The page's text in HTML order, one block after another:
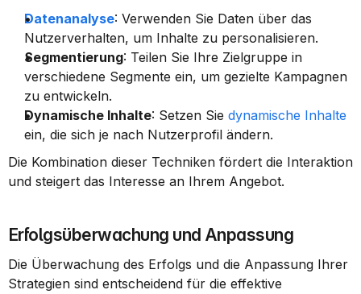
Datenanalyse: Verwenden Sie Daten über das
Nutzerverhalten, um Inhalte zu personalisieren.
Segmentierung: Teilen Sie Ihre Zielgruppe in
verschiedene Segmente ein, um gezielte Kampagnen
zu entwickeln.
Dynamische Inhalte: Setzen Sie dynamische Inhalte
ein, die sich je nach Nutzerprofil ändern.
Die Kombination dieser Techniken fördert die Interaktion
und steigert das Interesse an Ihrem Angebot.
Erfolgsüberwachung und Anpassung
Die Überwachung des Erfolgs und die Anpassung Ihrer
Strategien sind entscheidend für die effektive